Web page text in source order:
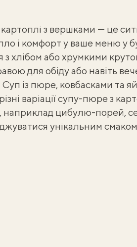
з вершками — це
і комфорт у ваше меню у
з хлібом або хрумкими
для обіду або навіть
Суп із пюре, ковбасками та
варіації супу-пюре з
наприклад цибулю-порей,
унікальним